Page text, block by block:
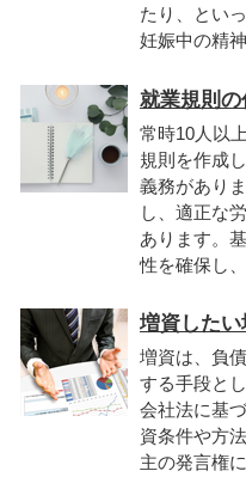
たり、とい
妊娠中の精
就業規則
常時10人以
規則を作成
義務があり
し、適正な
あります。
性を確保し
増資した
増資は、負
する手段と
会社法に基
資条件や方
主の発言権